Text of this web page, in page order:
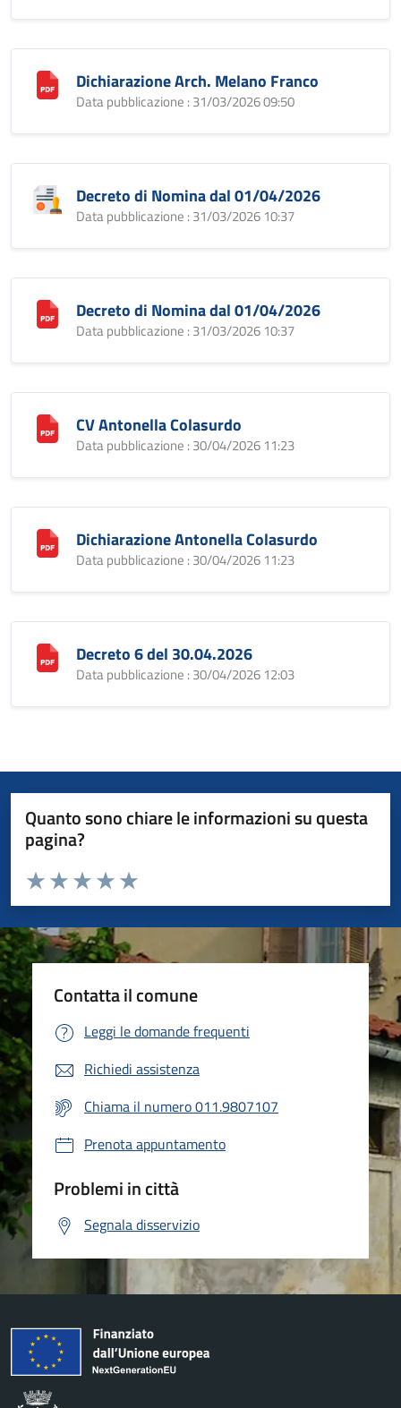
Dichiarazione Arch. Melano Franco
Data pubblicazione : 31/03/2026 09:50
Decreto di Nomina dal 01/04/2026
Data pubblicazione : 31/03/2026 10:37
Decreto di Nomina dal 01/04/2026
Data pubblicazione : 31/03/2026 10:37
CV Antonella Colasurdo
Data pubblicazione : 30/04/2026 11:23
Dichiarazione Antonella Colasurdo
Data pubblicazione : 30/04/2026 11:23
Decreto 6 del 30.04.2026
Data pubblicazione : 30/04/2026 12:03
Quanto sono chiare le informazioni su questa
pagina?
Valuta da 1 a 5 stelle la pagina
Valuta 5 stelle su 5
Valuta 4 stelle su 5
Valuta 3 stelle su 5
Valuta 2 stelle su 5
Valuta 1 stelle su 5
Contatta il comune
Leggi le domande frequenti
Richiedi assistenza
Chiama il numero 011.9807107
Prenota appuntamento
Problemi in città
Segnala disservizio